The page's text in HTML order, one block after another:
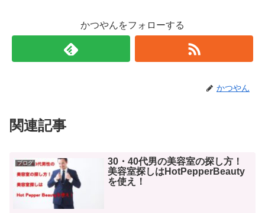
かつやんをフォローする
かつやん
関連記事
ブログ
30・40代男の美容室の探し方！
美容室探しはHotPepperBeauty
を使え！